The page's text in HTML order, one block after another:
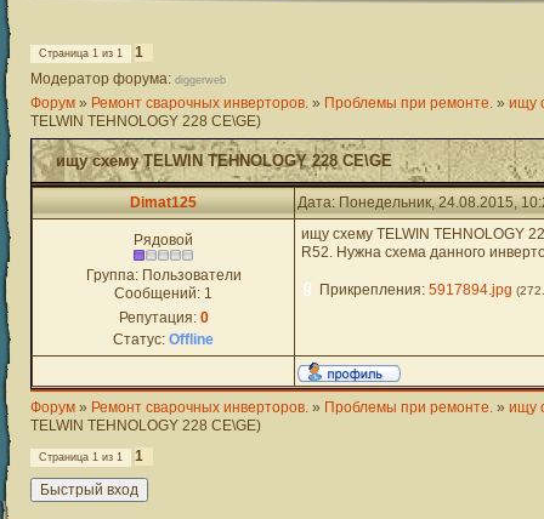
Страница 1 из 1
1
Модератор форума: diggerweb
Форум » Ремонт сварочных инверторов. » Проблемы при ремонте. » ищу
TELWIN TEHNOLOGY 228 CE\GE)
ищу схему TELWIN TEHNOLOGY 228 CE\GE
Dimat125 Дата: Понедельник, 24.08.2015,
Рядовой
Группа: Пользователи
Сообщений: 1
Репутация: 0
Статус: Offline
ищу схему TELWIN TEHNOLOGY
R52. Нужна схема данного
Прикрепления: 5917894.jpg
Форум » Ремонт сварочных инверторов. » Проблемы при ремонте. » ищу
TELWIN TEHNOLOGY 228 CE\GE)
Страница 1 из 1 1